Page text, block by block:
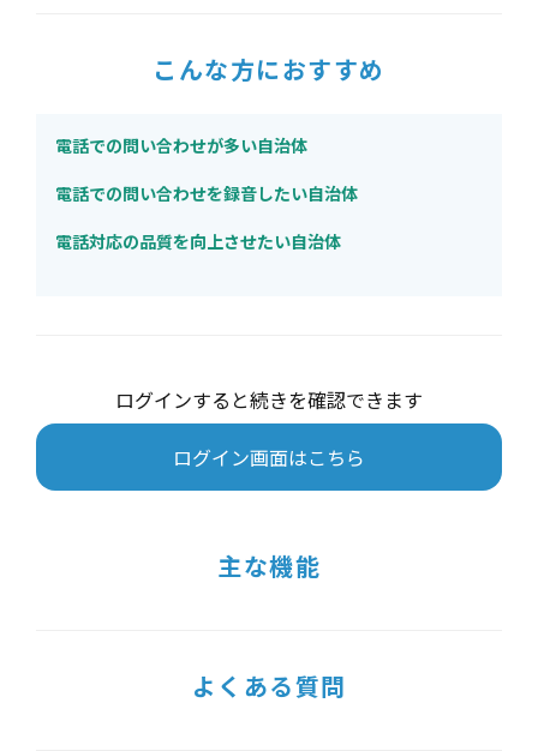
こんな方におすすめ
電話での問い合わせが多い自治体
電話での問い合わせを録音したい自治体
電話対応の品質を向上させたい自治体
ログインすると続きを確認できます
ログイン画面はこちら
主な機能
よくある質問